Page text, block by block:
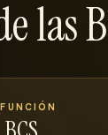
las